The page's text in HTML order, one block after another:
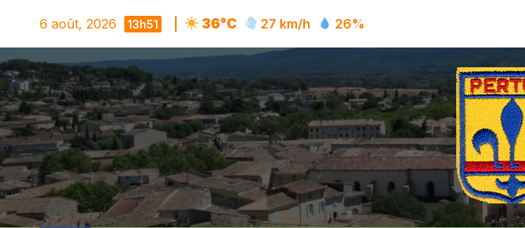
content
6 août, 2026 13h51 36°C 27 km/h 26%